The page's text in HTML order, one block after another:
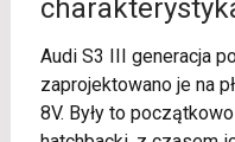
Audi S3 III generacja
zaprojektowano je na
8V. Były to